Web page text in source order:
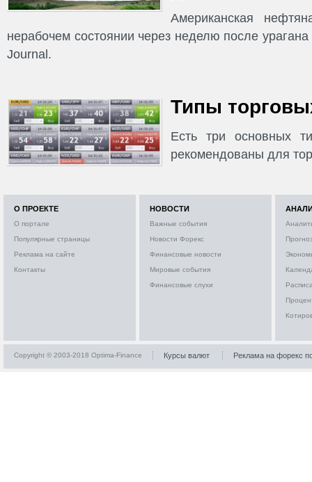
Американская
нерабочем состоянии через неделю после
Journal.
Типы
Есть три основных
рекомендованы для
О ПРОЕКТЕ
О портале
Популярные страницы
Реклама на сайте
Контакты
НОВОСТИ
Важные события
Новости Форекс
Финансовые новости
Мировые события
Финансовые слухи
Copyright © 2003-2018 Optima-Finance Курсы валют Реклама на форекс